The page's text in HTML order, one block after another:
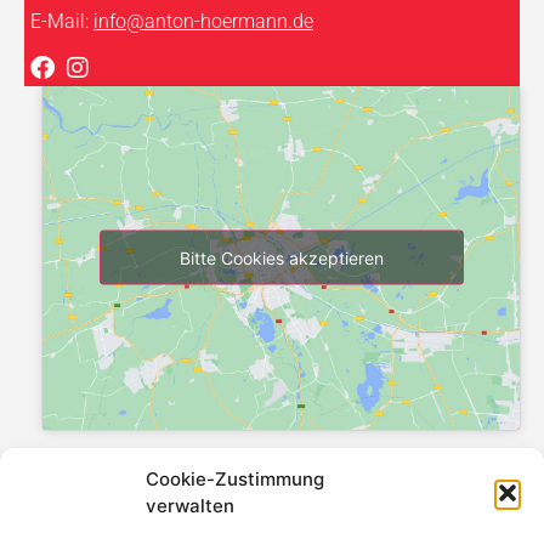
Cookie-Zustimmung
verwalten
E-Mail: info@anton-hoermann.de
Bitte Cookies akzeptieren
Badsanierung